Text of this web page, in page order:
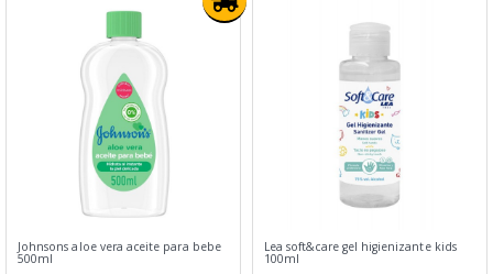
Johnsons aloe vera aceite para bebe
500ml
Lea soft&care gel higienizante kids
100ml